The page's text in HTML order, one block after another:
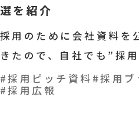
選を紹介
採用のために会社資料を
きたので、自社でも”採
とになった。しかし、そ
のメリットや何を盛り込
#採用ピッチ資料 #採用ブ
#採用広報